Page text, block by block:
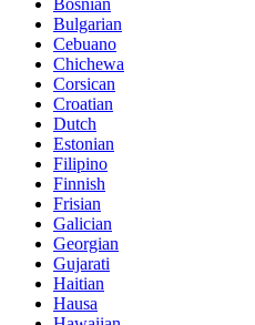
Bosnian
Bulgarian
Cebuano
Chichewa
Corsican
Croatian
Dutch
Estonian
Filipino
Finnish
Frisian
Galician
Georgian
Gujarati
Haitian
Hausa